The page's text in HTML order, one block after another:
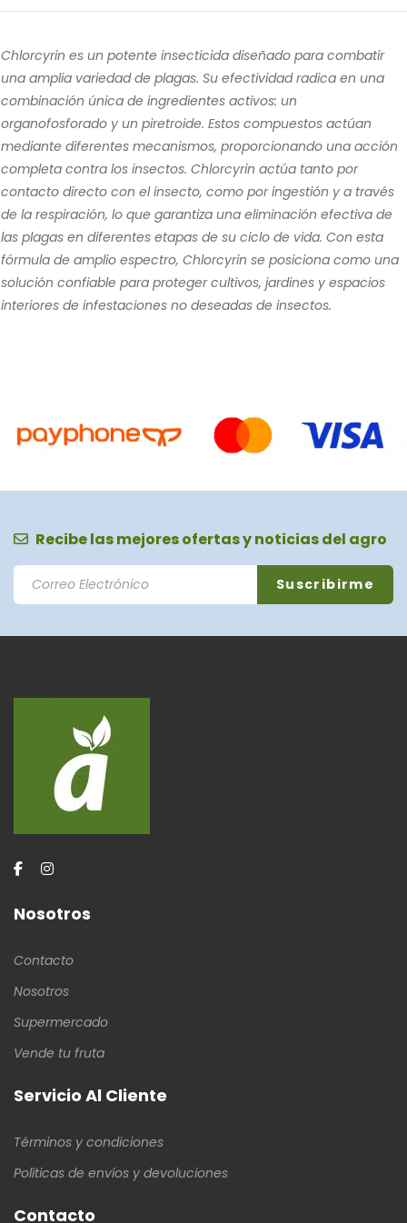
Chlorcyrin es un potente insecticida diseñado para combatir
una amplia variedad de plagas. Su efectividad radica en una
combinación única de ingredientes activos: un
organofosforado y un piretroide. Estos compuestos actúan
mediante diferentes mecanismos, proporcionando una acción
completa contra los insectos. Chlorcyrin actúa tanto por
contacto directo con el insecto, como por ingestión y a través
de la respiración, lo que garantiza una eliminación efectiva de
las plagas en diferentes etapas de su ciclo de vida. Con esta
fórmula de amplio espectro, Chlorcyrin se posiciona como una
solución confiable para proteger cultivos, jardines y espacios
interiores de infestaciones no deseadas de insectos.
Recibe las mejores ofertas y noticias del agro
Nosotros
Contacto
Nosotros
Supermercado
Vende tu fruta
Servicio Al Cliente
Términos y condiciones
Políticas de envíos y devoluciones
Contacto